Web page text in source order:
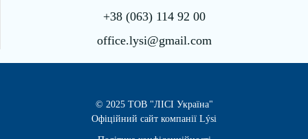
+38 (063) 114 92 00
office.lysi@gmail.com
© 2025 ТОВ "ЛІСІ Україна"
Офіційний сайт компанії Lýsi